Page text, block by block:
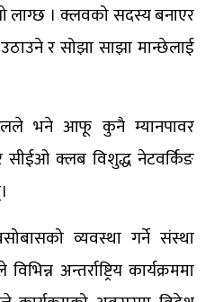
लाग्छ । क्लवको सदस्य बनाएर
र सोझा साझा मान्छेलाई
भने आफू कुनै म्यानपावर
सीईओ क्लब विशुद्ध नेटवर्किङ
व्यवस्था गर्ने संस्था
अन्तर्राष्ट्रिय कार्यक्रममा